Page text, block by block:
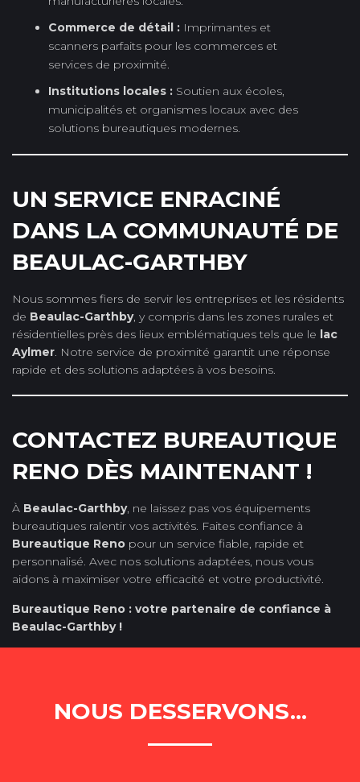
Commerce de détail : Imprimantes et
scanners parfaits pour les commerces et
services de proximité.
Institutions locales : Soutien aux écoles,
municipalités et organismes locaux avec des
solutions bureautiques modernes.
UN SERVICE ENRACINÉ
DANS LA COMMUNAUTÉ DE
BEAULAC-GARTHBY
Nous sommes fiers de servir les entreprises et les résidents
de Beaulac-Garthby, y compris dans les zones rurales et
résidentielles près des lieux emblématiques tels que le lac
Aylmer. Notre service de proximité garantit une réponse
rapide et des solutions adaptées à vos besoins.
CONTACTEZ BUREAUTIQUE
RENO DÈS MAINTENANT !
À Beaulac-Garthby, ne laissez pas vos équipements
bureautiques ralentir vos activités. Faites confiance à
Bureautique Reno pour un service fiable, rapide et
personnalisé. Avec nos solutions adaptées, nous vous
aidons à maximiser votre efficacité et votre productivité.
Bureautique Reno : votre partenaire de confiance à
Beaulac-Garthby !
NOUS DESSERVONS...